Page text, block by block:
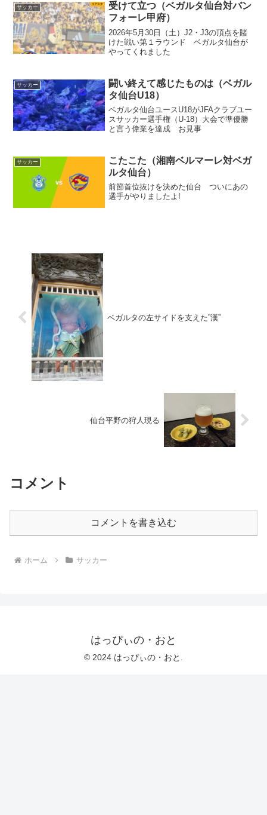
サッカー
受けて立つ（ベガルタ仙台対バン
フォーレ甲府）
2026年5月30日（土）J2・J3の頂点を賭
けた戦い第１ラウンド ベガルタ仙台が
やってくれました
サッカー
闘い終えて感じたものは（ベガル
タ仙台U18）
ベガルタ仙台ユースU18がJFAクラブユー
スサッカー選手権（U-18）大会で準優勝
と言う偉業を達成 お見事
サッカー
こたこた（湘南ベルマーレ対ベガ
ルタ仙台）
前節首位抜けを決めた仙台 ついにあの
選手がやりましたよ!
ベガルタの左サイドを支えた”漢”
仙台平野の狩人現る
コメント
コメントを書き込む
ホーム サッカー
はっぴぃの・おと
© 2024 はっぴぃの・おと.